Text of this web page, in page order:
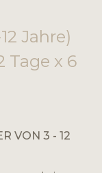
Jahre)
Tage x 6
VON 3 - 12